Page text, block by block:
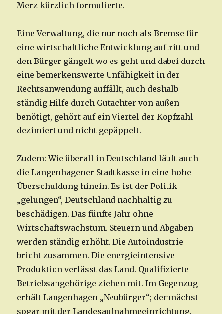
Merz kürzlich formulierte.
Eine Verwaltung, die nur noch als Bremse für
eine wirtschaftliche Entwicklung auftritt und
den Bürger gängelt wo es geht und dabei durch
eine bemerkenswerte Unfähigkeit in der
Rechtsanwendung auffällt, auch deshalb
ständig Hilfe durch Gutachter von außen
benötigt, gehört auf ein Viertel der Kopfzahl
dezimiert und nicht gepäppelt.
Zudem: Wie überall in Deutschland läuft auch
die Langenhagener Stadtkasse in eine hohe
Überschuldung hinein. Es ist der Politik
„gelungen“, Deutschland nachhaltig zu
beschädigen. Das fünfte Jahr ohne
Wirtschaftswachstum. Steuern und Abgaben
werden ständig erhöht. Die Autoindustrie
bricht zusammen. Die energieintensive
Produktion verlässt das Land. Qualifizierte
Betriebsangehörige ziehen mit. Im Gegenzug
erhält Langenhagen „Neubürger“; demnächst
sogar mit der Landesaufnahmeeinrichtung.